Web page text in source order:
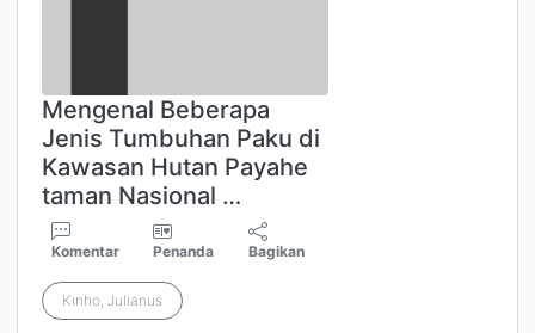
Mengenal Beberapa
Jenis Tumbuhan Paku di
Kawasan Hutan Payahe
taman Nasional …
Komentar Penanda Bagikan
Kinho, Julianus